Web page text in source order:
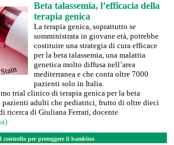
Beta talassemia, l’efficacia della
terapia genica
La terapia genica, soprattutto se
somministrata in giovane età, potrebbe
costituire una strategia di cura efficace
per la beta talassemia, una malattia
genetica molto diffusa nell’area
mediterranea e che conta oltre 7000
pazienti solo in Italia.
trial clinico di terapia genica per la beta
pazienti adulti che pediatrici, frutto di oltre dieci
ricerca di Giuliana Ferrari, docente
controllo per proteggere il bambino